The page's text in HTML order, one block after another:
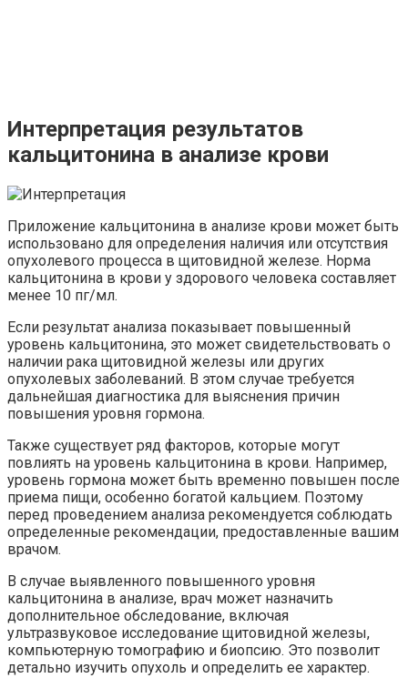
Интерпретация результатов
кальцитонина в анализе крови
Приложение кальцитонина в анализе крови может быть
использовано для определения наличия или отсутствия
опухолевого процесса в щитовидной железе. Норма
кальцитонина в крови у здорового человека составляет
менее 10 пг/мл.
Если результат анализа показывает повышенный
уровень кальцитонина, это может свидетельствовать о
наличии рака щитовидной железы или других
опухолевых заболеваний. В этом случае требуется
дальнейшая диагностика для выяснения причин
повышения уровня гормона.
Также существует ряд факторов, которые могут
повлиять на уровень кальцитонина в крови. Например,
уровень гормона может быть временно повышен после
приема пищи, особенно богатой кальцием. Поэтому
перед проведением анализа рекомендуется соблюдать
определенные рекомендации, предоставленные вашим
врачом.
В случае выявленного повышенного уровня
кальцитонина в анализе, врач может назначить
дополнительное обследование, включая
ультразвуковое исследование щитовидной железы,
компьютерную томографию и биопсию. Это позволит
детально изучить опухоль и определить ее характер.